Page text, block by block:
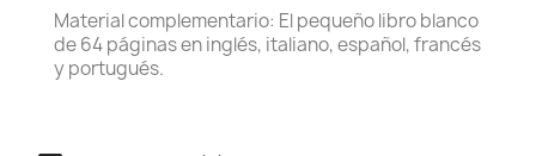
Material complementario: El pequeño libro blanco
de 64 páginas en inglés, italiano, español, francés
y portugués.